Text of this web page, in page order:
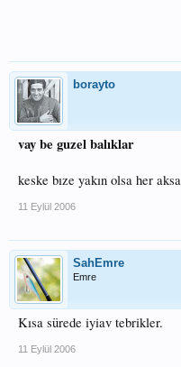
borayto
vay be guzel balıklar
keske bıze yakın olsa her
11 Eylül 2006
SahEmre
Emre
Kısa sürede iyiav tebrikler.
11 Eylül 2006